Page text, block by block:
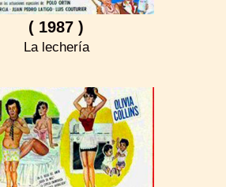
( 1987 )
La lechería